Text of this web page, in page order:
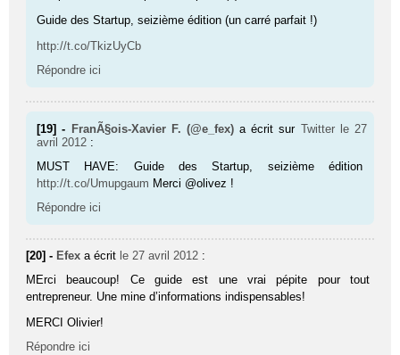
Guide des Startup, seizième édition (un carré parfait !)
http://t.co/TkizUyCb
Répondre ici
[19] - FranÃ§ois-Xavier F. (@e_fex) a écrit sur Twitter
le 27
avril 2012 :
MUST HAVE: Guide des Startup, seizième édition
http://t.co/Umupgaum Merci @olivez !
Répondre ici
[20] - Efex a écrit le 27 avril 2012 :
MErci beaucoup! Ce guide est une vrai pépite pour tout
entrepreneur. Une mine d’informations indispensables!
MERCI Olivier!
Répondre ici